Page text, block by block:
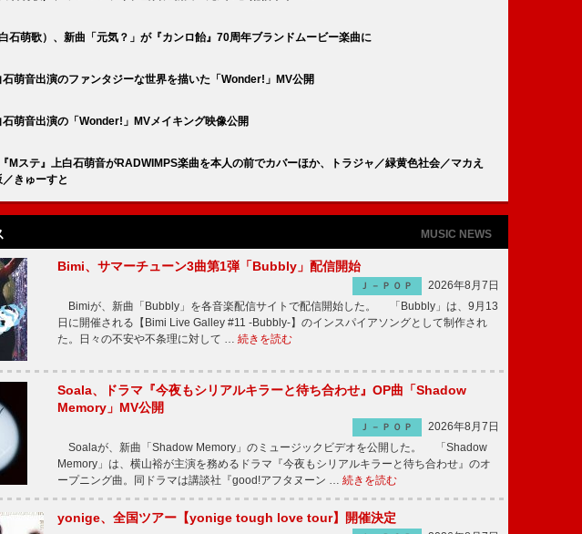
石萌歌）、新曲「元気？」が『カンロ飴』70周年ブランドムービー楽曲に
萌音出演のファンタジーな世界を描いた「Wonder!」MV公開
萌音出演の「Wonder!」MVメイキング映像公開
Mステ』上白石萌音がRADWIMPS楽曲を本人の前でカバーほか、トラジャ／緑黄色社会／マカえ
きゅーすと
MUSIC NEWS
Bimi、サマーチューン3曲第1弾「Bubbly」配信開始
Ｊ－ＰＯＰ
2026年8月7日
Bimiが、新曲「Bubbly」を各音楽配信サイトで配信開始した。 「Bubbly」は、9月13
日に開催される【Bimi Live Galley #11 -Bubbly-】のインスパイアソングとして制作され
た。日々の不安や不条理に対して … 続きを読む
Soala、ドラマ『今夜もシリアルキラーと待ち合わせ』OP曲「Shadow
Memory」MV公開
Ｊ－ＰＯＰ
2026年8月7日
Soalaが、新曲「Shadow Memory」のミュージックビデオを公開した。 「Shadow
Memory」は、横山裕が主演を務めるドラマ『今夜もシリアルキラーと待ち合わせ』のオ
ープニング曲。同ドラマは講談社『good!アフタヌーン … 続きを読む
yonige、全国ツアー【yonige tough love tour】開催決定